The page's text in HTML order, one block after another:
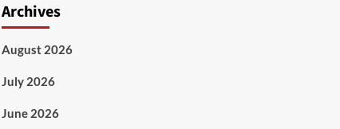
Archives
August 2026
July 2026
June 2026